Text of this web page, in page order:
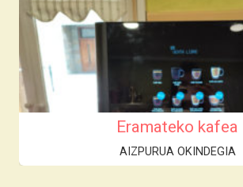
Eramateko kafea
AIZPURUA OKINDEGIA